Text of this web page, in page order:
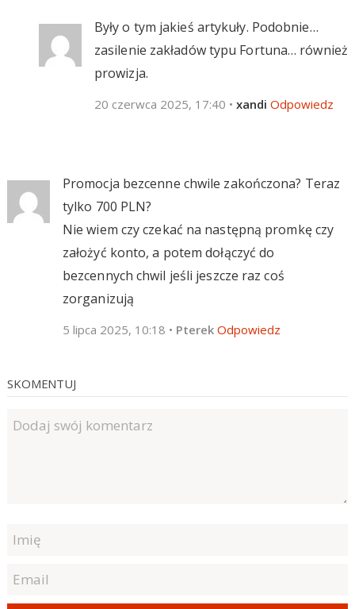
Były o tym jakieś artykuły. Podobnie…
zasilenie zakładów typu Fortuna… również
prowizja.
20 czerwca 2025, 17:40 • xandi Odpowiedz
Promocja bezcenne chwile zakończona? Teraz
tylko 700 PLN?
Nie wiem czy czekać na następną promkę czy
założyć konto, a potem dołączyć do
bezcennych chwil jeśli jeszcze raz coś
zorganizują
5 lipca 2025, 10:18 • Pterek Odpowiedz
SKOMENTUJ